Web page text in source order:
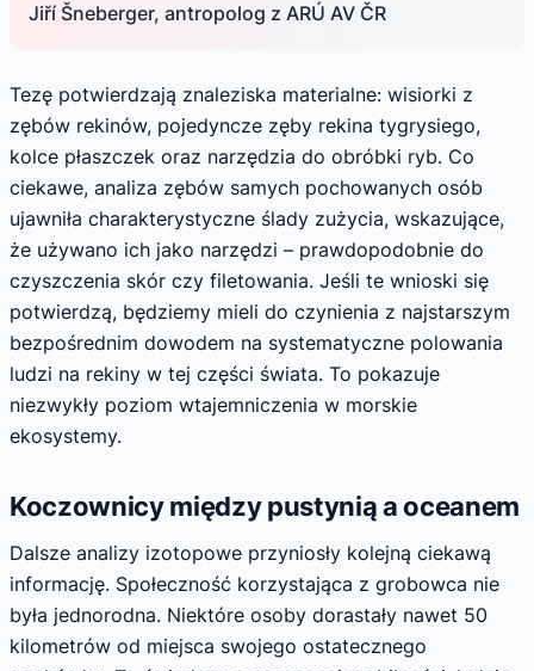
Jiří Šneberger, antropolog z ARÚ AV ČR
Tezę potwierdzają znaleziska materialne: wisiorki z
zębów rekinów, pojedyncze zęby rekina tygrysiego,
kolce płaszczek oraz narzędzia do obróbki ryb. Co
ciekawe, analiza zębów samych pochowanych osób
ujawniła charakterystyczne ślady zużycia, wskazujące,
że używano ich jako narzędzi – prawdopodobnie do
czyszczenia skór czy filetowania. Jeśli te wnioski się
potwierdzą, będziemy mieli do czynienia z najstarszym
bezpośrednim dowodem na systematyczne polowania
ludzi na rekiny w tej części świata. To pokazuje
niezwykły poziom wtajemniczenia w morskie
ekosystemy.
Koczownicy między pustynią a oceanem
Dalsze analizy izotopowe przyniosły kolejną ciekawą
informację. Społeczność korzystająca z grobowca nie
była jednorodna. Niektóre osoby dorastały nawet 50
kilometrów od miejsca swojego ostatecznego